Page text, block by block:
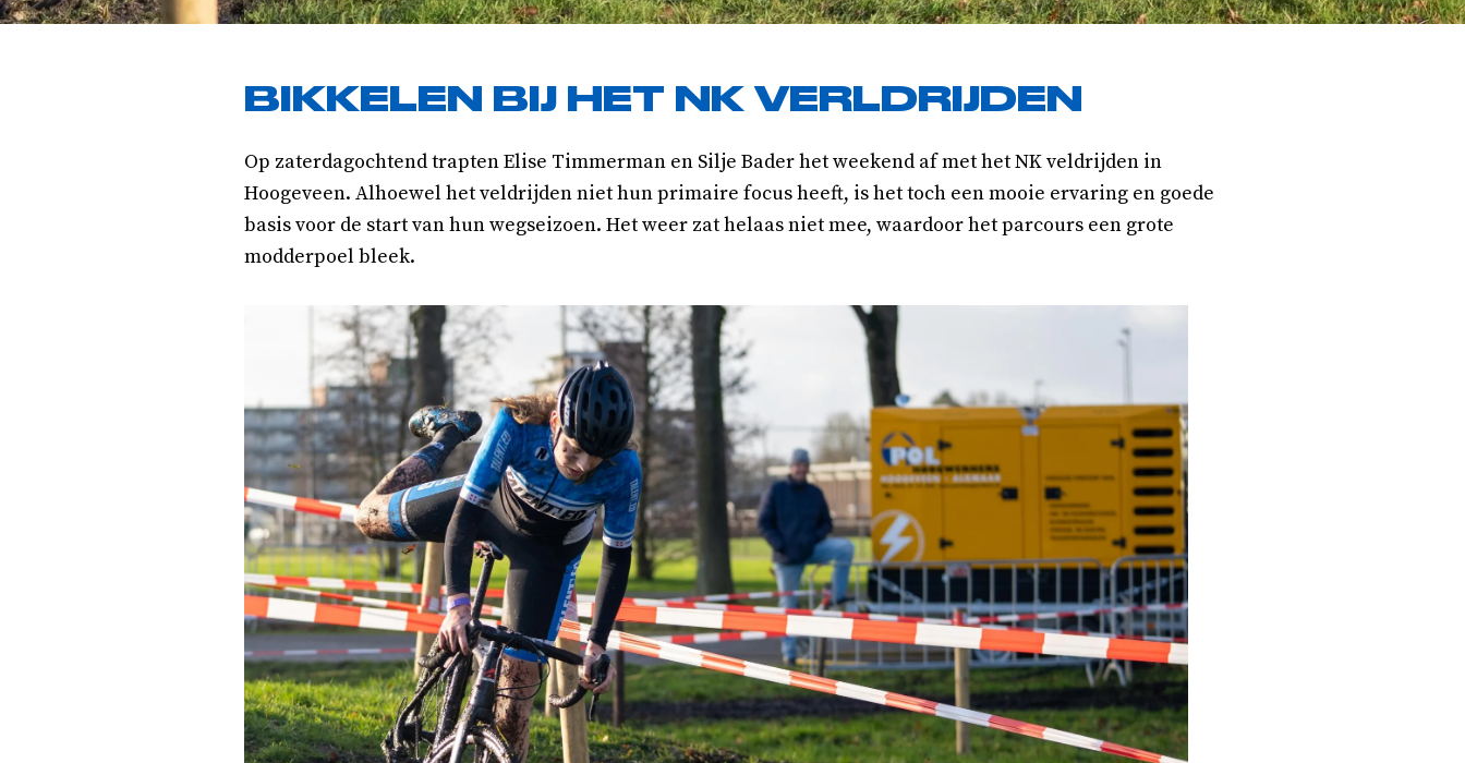
BIKKELEN BIJ HET NK VERLDRIJDEN
Op zaterdagochtend trapten Elise Timmerman en Silje Bader het weekend af met het NK veldrijden in
Hoogeveen. Alhoewel het veldrijden niet hun primaire focus heeft, is het toch een mooie ervaring en goede
basis voor de start van hun wegseizoen. Het weer zat helaas niet mee, waardoor het parcours een grote
modderpoel bleek.